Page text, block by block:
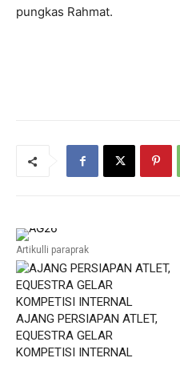
pungkas Rahmat.
Artikulli paraprak
AJANG PERSIAPAN ATLET,
EQUESTRA GELAR
KOMPETISI INTERNAL